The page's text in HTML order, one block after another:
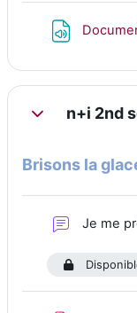
Repliern+i 2nd
Brisons la
Je me